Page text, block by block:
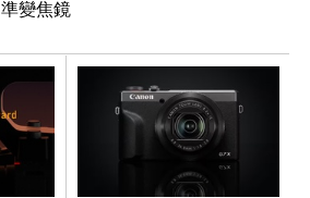
準變焦鏡